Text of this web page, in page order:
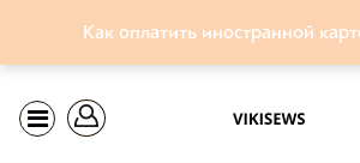
Как оплатить иностранной